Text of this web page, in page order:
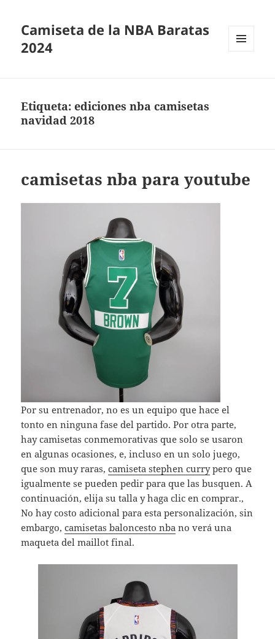
Camiseta de la NBA Baratas
2024
Etiqueta:ediciones nba camisetas
navidad 2018
camisetas nba para youtube
Por su entrenador, no es un equipo que hace el
tonto en ninguna fase del partido. Por otra parte,
hay camisetas conmemorativas que solo se usaron
en algunas ocasiones, e, incluso en un solo juego,
que son muy raras,camiseta stephen currypero que
igualmente se pueden pedir para que las busquen. A
continuación, elija su talla y haga clic en comprar.,
No hay costo adicional para esta personalización, sin
embargo,camisetas baloncesto nba no verá una
maqueta del maillot final.